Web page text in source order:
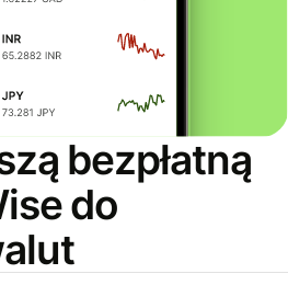
bezpłatną
do